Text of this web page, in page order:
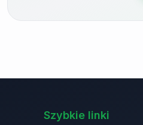
Szybkie linki